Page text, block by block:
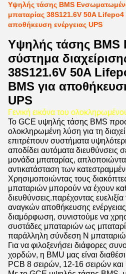
Υψηλής τάσης BMS
μπαταρίας 38S121.6V 50A
αποθήκευση ενέργειας UPS
Υψηλής τάσης
σύστημα
38S121.6V 50A
BMS για
UPS
Γενική εικόνα του
Το GCE υψηλής τάσης BMS
ολοκληρωμένη λύση για τη
επιτρέπουν συστήματα
αποδίδει αυτόματα διευθύνσεις
μονάδα μπαταρίας,
αντικατάσταση των
Χρησιμοποιώντας τους
μπαταριών μπορούν να έχουν
διευθύνσεις.παρέχοντας
αναγκών αποθήκευσης ενέργειας
διαμόρφωση, συνιστούμε να
συστάδες μπαταριών ως
παράλληλη σύνδεση N
Για να φιλοξενήσει διάφορες
χορδών, η BMU μας είναι
PCB 8 σειρών, 12-16 σειρών